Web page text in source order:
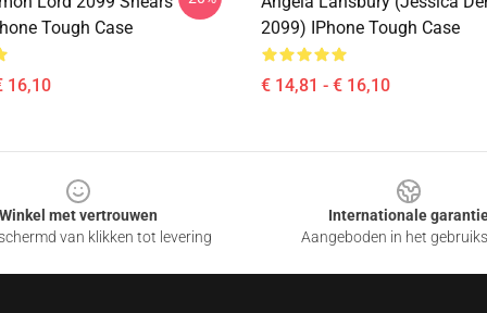
Tough Case
16,10
2099) IPhone Tough Case
€ 14,81 - € 16,10
Winkel met vertrouwen
van klikken tot levering
Internationale
Aangeboden in het